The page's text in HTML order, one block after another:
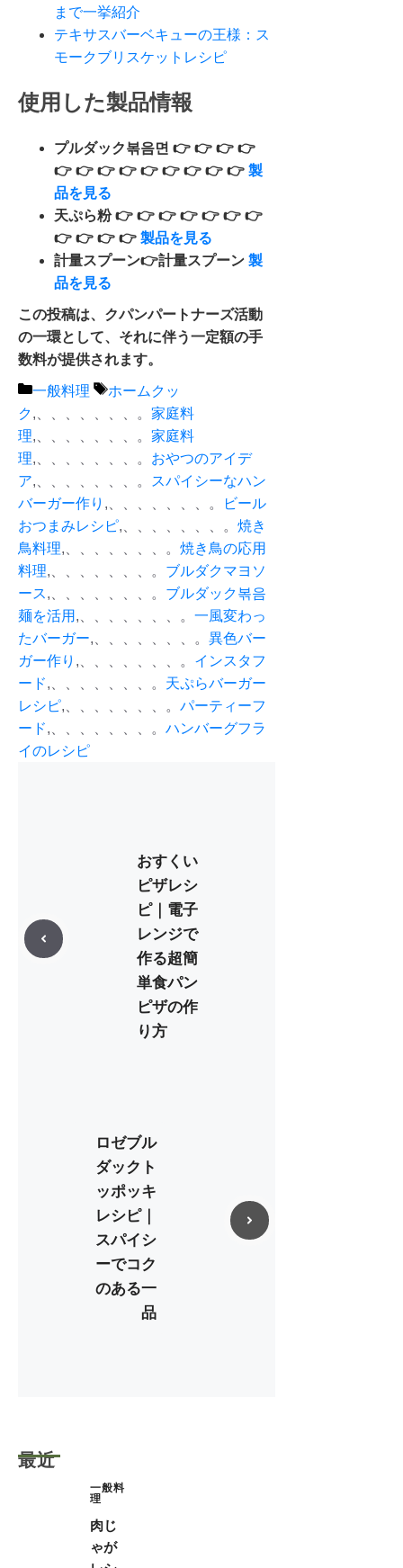
まで一挙紹介
テキサスバーベキューの王様：ス
モークブリスケットレシピ
使用した製品情報
プルダック볶음면 👉 👉 👉 👉
👉 👉 👉 👉 👉 👉 👉 👉 👉 製
品を見る
天ぷら粉 👉 👉 👉 👉 👉 👉 👉
👉 👉 👉 👉 製品を見る
計量スプーン👉計量スプーン 製
品を見る
この投稿は、クパンパートナーズ活動
の一環として、それに伴う一定額の手
数料が提供されます。
カ
一般料理
タ
ホームクッ
ク,、、、、、、、。 家庭料
理,、、、、、、、。 家庭料
理,、、、、、、、。 おやつのアイデ
ア,、、、、、、、。
スパイシーなハン
バーガー作り ,、、、、、、、。
ビール
おつまみレシピ,、、、、、、、。 焼き
鳥料理,、、、、、、、。 焼き鳥の応用
料理,、、、、、、、。 ブルダクマヨソ
ース,、、、、、、、。 ブルダック볶음
麺を活用 ,、、、、、、、。 一風変わっ
たバーガー,、、、、、、、。 異色バー
ガー作り ,、、、、、、、。 インスタフ
ード,、、、、、、、。 天ぷらバーガー
レシピ,、、、、、、、。 パーティーフ
ード,、、、、、、、。 ハンバーグフラ
イのレシピ
おすくい
ピザレシ
ピ｜電子
レンジで
作る超簡
単食パン
ピザの作
り方
ロゼブル
ダックト
ッポッキ
レシピ｜
スパイシ
ーでコク
のある一
品
最近
一般料
理
肉じ
ゃが